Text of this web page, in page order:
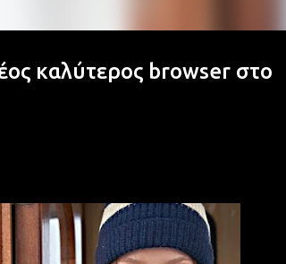
καλύτερος browser στο